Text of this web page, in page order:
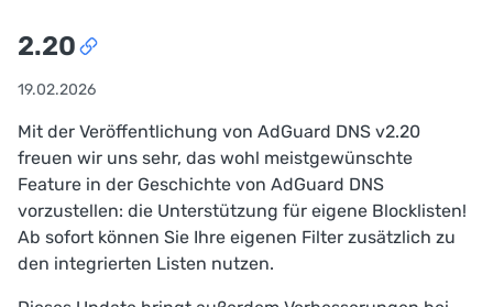
2.20
19.02.2026
Mit der Veröffentlichung von AdGuard DNS v2.20
freuen wir uns sehr, das wohl meistgewünschte
Feature in der Geschichte von AdGuard DNS
vorzustellen: die Unterstützung für eigene Blocklisten!
Ab sofort können Sie Ihre eigenen Filter zusätzlich zu
den integrierten Listen nutzen.